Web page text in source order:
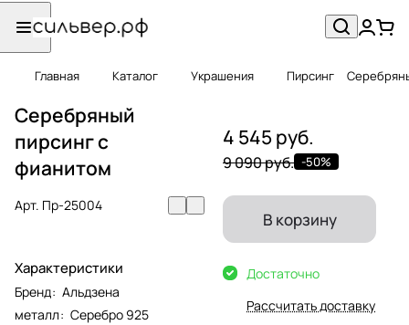
Главная Каталог Украшения Пирсинг
Серебряный
пирсинг с
фианитом
Арт. Пр-25004
Характеристики
Бренд: Альдзена
металл: Серебро 925
4 545 руб.
9 090 руб. -50%
В корзину
Достаточно
Рассчитать доставку